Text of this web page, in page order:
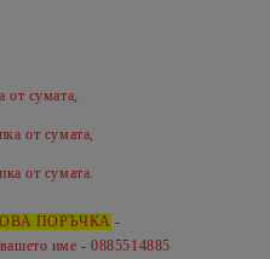
от сумата,
от сумата,
от сумата.
ПОРЪЧКА -
име - 0885514885